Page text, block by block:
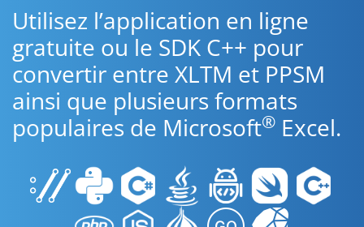
Utilisez l’application en ligne
gratuite ou le SDK C++ pour
convertir entre XLTM et PPSM
ainsi que plusieurs formats
populaires de Microsoft® Excel.